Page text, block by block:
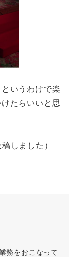
いうわけで楽
たらいいと思
しました）
務をおこなって